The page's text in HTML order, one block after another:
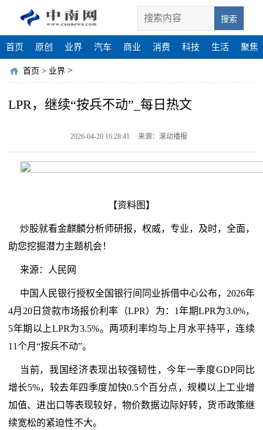
搜索
首页 原创 业界 汽车 商业 消费 科技 生活 聚焦
首页 > 业界 >
LPR，继续“按兵不动”_每日热文
2026-04-20 16:28:41 来源：滚动播报
【资料图】
炒股就看金麒麟分析师研报，权威，专业，及时，全面，
助您挖掘潜力主题机会！
来源：人民网
中国人民银行授权全国银行间同业拆借中心公布，2026年
4月20日贷款市场报价利率（LPR）为：1年期LPR为3.0%，
5年期以上LPR为3.5%。两项利率均与上月水平持平，连续
11个月“按兵不动”。
当前，我国经济表现出较强韧性，今年一季度GDP同比
增长5%，较去年四季度加快0.5个百分点，规模以上工业增
加值、进出口等表现较好，物价数据边际好转，货币政策继
续宽松的紧迫性不大。